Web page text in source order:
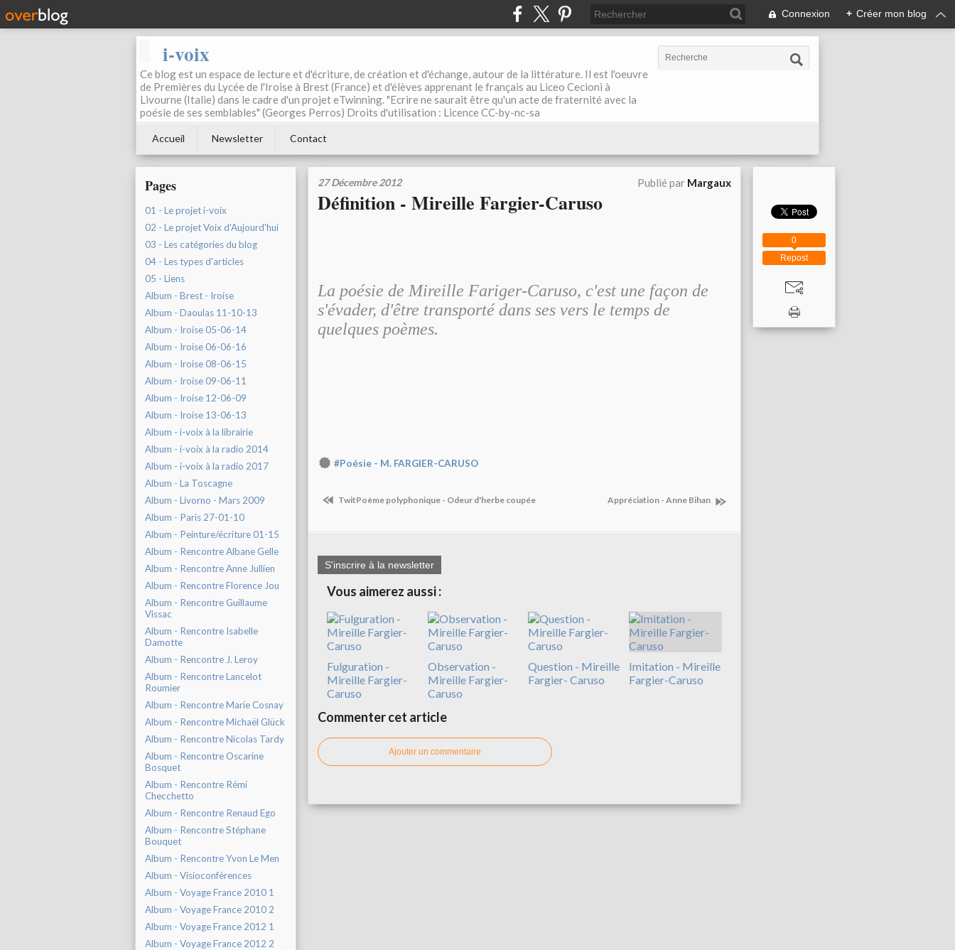
Connexion + Créer mon blog
i-voix
Ce blog est un espace de lecture et d'écriture, de création et d'échange, autour de la littérature. Il est l'oeuvre
de Premières du Lycée de l'Iroise à Brest (France) et d'élèves apprenant le français au Liceo Cecioni à
Livourne (Italie) dans le cadre d'un projet eTwinning. "Ecrire ne saurait être qu'un acte de fraternité avec la
poésie de ses semblables" (Georges Perros) Droits d'utilisation : Licence CC-by-nc-sa
Accueil Newsletter Contact
Pages
01 - Le projet i-voix
02 - Le projet Voix d'Aujourd'hui
03 - Les catégories du blog
04 - Les types d'articles
05 - Liens
Album - Brest - Iroise
Album - Daoulas 11-10-13
Album - Iroise 05-06-14
Album - Iroise 06-06-16
Album - Iroise 08-06-15
Album - Iroise 09-06-11
Album - Iroise 12-06-09
Album - Iroise 13-06-13
Album - i-voix à la librairie
Album - i-voix à la radio 2014
Album - i-voix à la radio 2017
Album - La Toscagne
Album - Livorno - Mars 2009
Album - Paris 27-01-10
Album - Peinture/écriture 01-15
Album - Rencontre Albane Gelle
Album - Rencontre Anne Jullien
Album - Rencontre Florence Jou
Album - Rencontre Guillaume
Vissac
Album - Rencontre Isabelle
Damotte
Album - Rencontre J. Leroy
Album - Rencontre Lancelot
Roumier
Album - Rencontre Marie Cosnay
Album - Rencontre Michaël Glück
Album - Rencontre Nicolas Tardy
Album - Rencontre Oscarine
Bosquet
Album - Rencontre Rémi
Checchetto
Album - Rencontre Renaud Ego
Album - Rencontre Stéphane
Bouquet
Album - Rencontre Yvon Le Men
Album - Visioconfèrences
Album - Voyage France 2010 1
Album - Voyage France 2010 2
Album - Voyage France 2012 1
Album - Voyage France 2012 2
27 Décembre 2012 Publié par Margaux
Définition - Mireille Fargier-Caruso
La poésie de Mireille Fariger-Caruso, c'est une façon de
s'évader, d'être transporté dans ses vers le temps de
quelques poèmes.
#Poésie - M. FARGIER-CARUSO
TwitPoème polyphonique - Odeur d'herbe coupée Appréciation - Anne Bihan
S'inscrire à la newsletter
Vous aimerez aussi :
Fulguration -
Mireille Fargier-
Caruso
Observation -
Mireille Fargier-
Caruso
Question - Mireille
Fargier- Caruso
Imitation - Mireille
Fargier-Caruso
Commenter cet article
Ajouter un commentaire
Repost
0